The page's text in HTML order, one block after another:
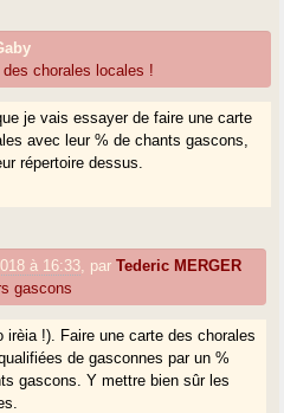
des chorales locales !
je vais essayer de faire une carte
avec leur % de chants gascons,
répertoire dessus.
à 16:33 parTederic MERGER
gascons
irèia !). Faire une carte des chorales
de gasconnes par un %
gascons. Y mettre bien sûr les